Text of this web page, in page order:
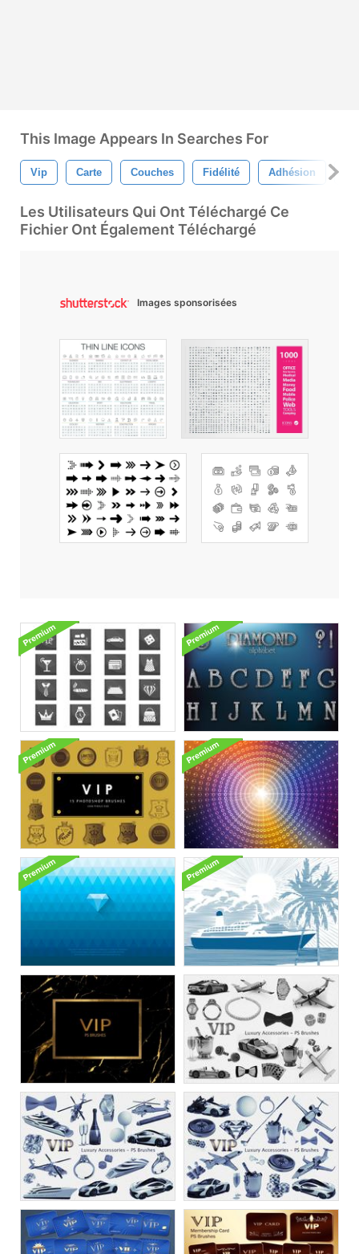
This Image Appears In Searches For
Vip Carte Couches Fidélité Adhésion
Les Utilisateurs Qui Ont Téléchargé Ce
Fichier Ont Également Téléchargé
Images sponsorisées